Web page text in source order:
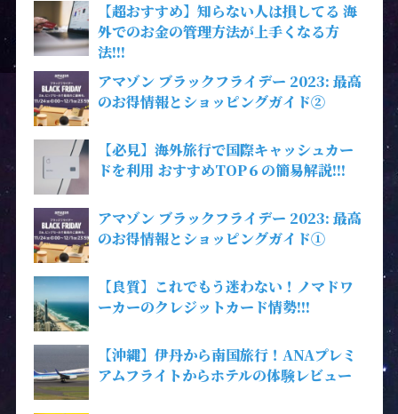
【超おすすめ】知らない人は損してる 海
外でのお金の管理方法が上手くなる方
法!!!
アマゾン ブラックフライデー 2023: 最高
のお得情報とショッピングガイド②
【必見】海外旅行で国際キャッシュカー
ドを利用 おすすめTOP６の簡易解説!!!
アマゾン ブラックフライデー 2023: 最高
のお得情報とショッピングガイド①
【良質】これでもう迷わない！ノマドワ
ーカーのクレジットカード情勢!!!
【沖縄】伊丹から南国旅行！ANAプレミ
アムフライトからホテルの体験レビュー